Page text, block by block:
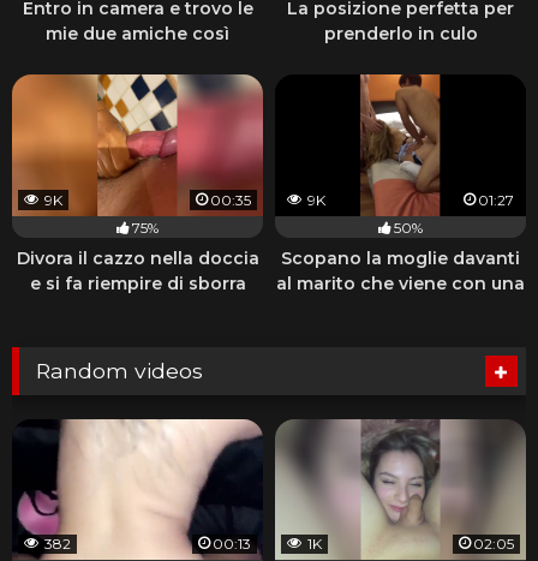
Entro in camera e trovo le
mie due amiche così
La posizione perfetta per
prenderlo in culo
9K
00:35
75%
Divora il cazzo nella doccia
e si fa riempire di sborra
9K
01:27
50%
Scopano la moglie davanti
al marito che viene con una
Random videos
382
00:13
1K
02:05